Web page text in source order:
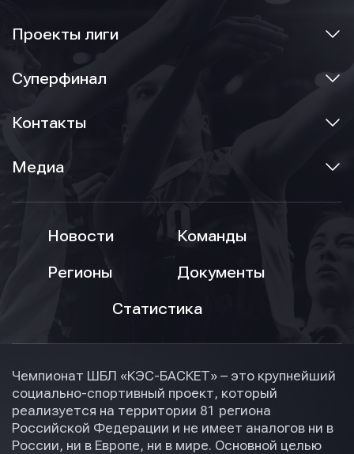
Проекты лиги
Суперфинал
Контакты
Медиа
Новости
Команды
Регионы
Документы
Статистика
Чемпионат ШБЛ «КЭС-БАСКЕТ» – это крупнейший
социально-спортивный проект, который
реализуется на территории 81 региона
Российской Федерации и не имеет аналогов ни в
России, ни в Европе, ни в мире. Основной целью